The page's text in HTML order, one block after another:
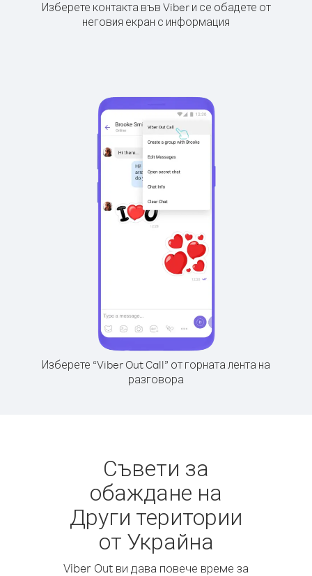
Изберете контакта във Viber и се обадете от
неговия екран с информация
Изберете “Viber Out Call” от горната лента на
разговора
Съвети за
обаждане на
Други територии
от Украйна
Viber Out ви дава повече време за